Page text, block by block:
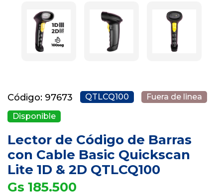
Código: 97673 QTLCQ100 Fuera de linea
Disponible
Lector de Código de Barras
con Cable Basic Quickscan
Lite 1D & 2D QTLCQ100
Gs 185.500